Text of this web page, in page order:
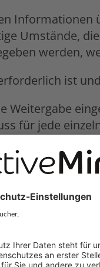
Umstände,
werden,
ist und
Weitergabe
für jede
und in
die
Personen